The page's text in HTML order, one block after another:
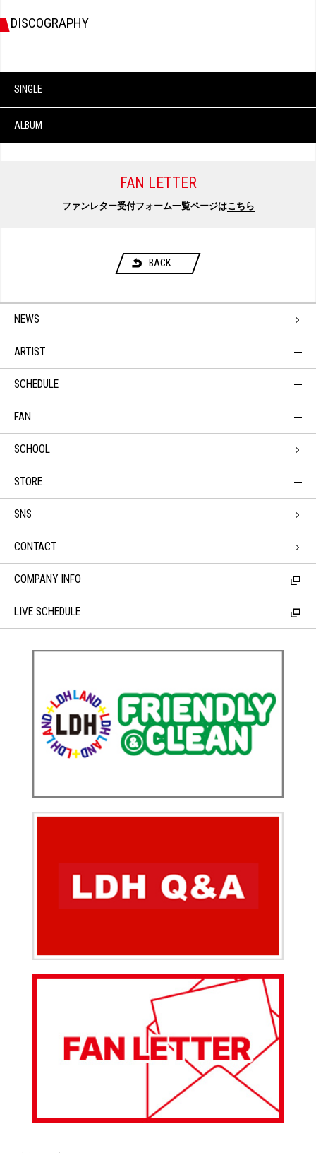
DISCOGRAPHY
SINGLE
ALBUM
FAN LETTER
ファンレター受付フォーム一覧ページはこちら
BACK
NEWS
ARTIST
SCHEDULE
FAN
SCHOOL
STORE
SNS
CONTACT
COMPANY INFO
LIVE SCHEDULE